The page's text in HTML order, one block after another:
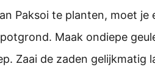
Paksoi te planten, moet
Maak ondiepe
Zaai de zaden gelijkmatig